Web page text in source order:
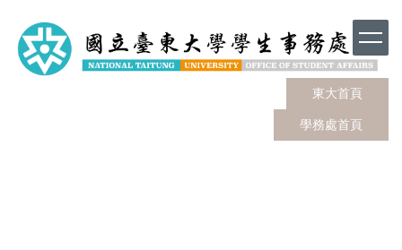
主
東大首頁
學務處首頁